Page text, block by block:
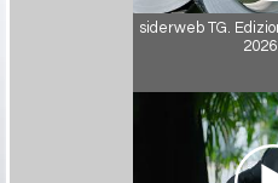
siderweb TG.
2026